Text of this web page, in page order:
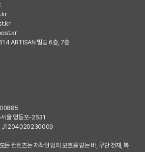
ARTISAN 빌딩 6층, 7층
00885
울 영등포-2531
: J1204020230009
컨텐츠는 저작권 법의 보호를 받는 바, 무단 전재, 복